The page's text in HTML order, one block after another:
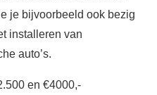
je bijvoorbeeld ook bezig
installeren van
auto’s.
en €4000,-